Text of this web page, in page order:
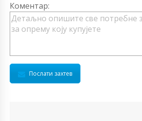
Коментар:
Послати захтев